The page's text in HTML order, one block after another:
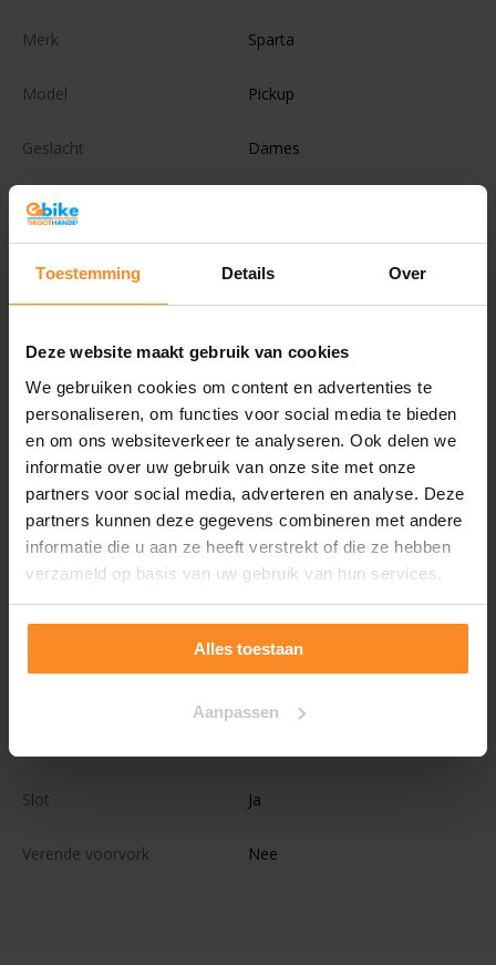
Toestemming Details Over
Deze website maakt gebruik van cookies
We gebruiken cookies om content en advertenties te
personaliseren, om functies voor social media te bieden
en om ons websiteverkeer te analyseren. Ook delen we
informatie over uw gebruik van onze site met onze
partners voor social media, adverteren en analyse. Deze
partners kunnen deze gegevens combineren met andere
informatie die u aan ze heeft verstrekt of die ze hebben
verzameld op basis van uw gebruik van hun services.
Alles toestaan
Aanpassen
Merk Sparta
Model Pickup
Geslacht Dames
Framemaat
Remsysteem Schijfremmen
Versnellingen 7
Ondersteuningsstanden 5
Wielmaat 28''
Kleur Blauw
Slot Ja
Verende voorvork Nee